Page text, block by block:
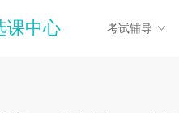
课中心 考试辅导